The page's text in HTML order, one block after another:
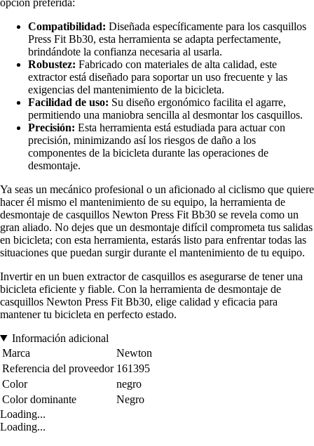
opción preferida:
Compatibilidad: Diseñada específicamente para los casquillos
Press Fit Bb30, esta herramienta se adapta perfectamente,
brindándote la confianza necesaria al usarla.
Robustez: Fabricado con materiales de alta calidad, este
extractor está diseñado para soportar un uso frecuente y las
exigencias del mantenimiento de la bicicleta.
Facilidad de uso: Su diseño ergonómico facilita el agarre,
permitiendo una maniobra sencilla al desmontar los casquillos.
Precisión: Esta herramienta está estudiada para actuar con
precisión, minimizando así los riesgos de daño a los
componentes de la bicicleta durante las operaciones de
desmontaje.
Ya seas un mecánico profesional o un aficionado al ciclismo que quiere
hacer él mismo el mantenimiento de su equipo, la herramienta de
desmontaje de casquillos Newton Press Fit Bb30 se revela como un
gran aliado. No dejes que un desmontaje difícil comprometa tus salidas
en bicicleta; con esta herramienta, estarás listo para enfrentar todas las
situaciones que puedan surgir durante el mantenimiento de tu equipo.
Invertir en un buen extractor de casquillos es asegurarse de tener una
bicicleta eficiente y fiable. Con la herramienta de desmontaje de
casquillos Newton Press Fit Bb30, elige calidad y eficacia para
mantener tu bicicleta en perfecto estado.
Información adicional
Marca
Newton
Referencia del proveedor 161395
Color
negro
Color dominante
Negro
Loading...
Loading...